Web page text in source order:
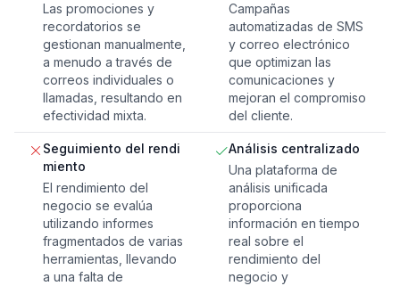
Las promociones y
recordatorios se
gestionan manualmente,
a menudo a través de
correos individuales o
llamadas, resultando en
efectividad mixta.
Campañas
automatizadas de SMS
y correo electrónico
que optimizan las
comunicaciones y
mejoran el compromiso
del cliente.
Seguimiento del rendi
miento
El rendimiento del
negocio se evalúa
utilizando informes
fragmentados de varias
herramientas, llevando
a una falta de
Análisis centralizado
Una plataforma de
análisis unificada
proporciona
información en tiempo
real sobre el
rendimiento del
negocio y